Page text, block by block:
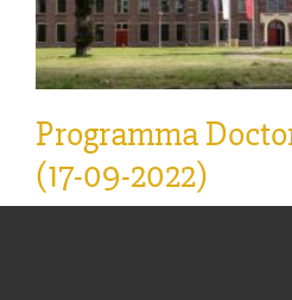
Programma Doctor
(17-09-2022)